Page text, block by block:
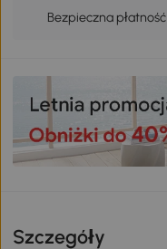
Bezpieczna płatność
Szczegóły